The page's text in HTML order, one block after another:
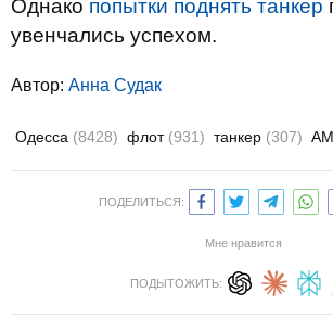
Однако попытки поднять танкер
увенчались успехом.
Автор: Анна Судак
Одесса (8428) флот (931) танкер (307)
ПОДЕЛИТЬСЯ:
Мне нравится
ПОДЫТОЖИТЬ: